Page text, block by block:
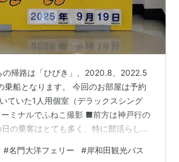
の帰路は「ひびき」、2020.8、2022.5
乗船となります。 今回のお部屋は予約
ていた1人用個室（デラックスシング
ミナルでふねこ撮影 ■前方は神戸行の
日の乗客はとても多く、特に部活らしき
のバイク＆トライク軍団とさまざまな
#名門大洋フェリー #岸和田観光バス